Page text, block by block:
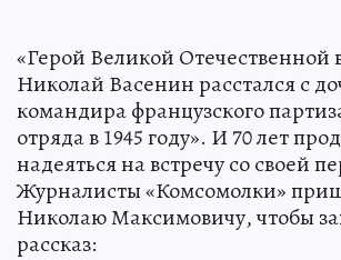
«Герой Великой Отечественной
Николай Васенин расстался с
командира французского
отряда в 1945 году». И 70 лет
надеяться на встречу со своей
Журналисты «Комсомолки»
Николаю Максимовичу, чтобы
рассказ: